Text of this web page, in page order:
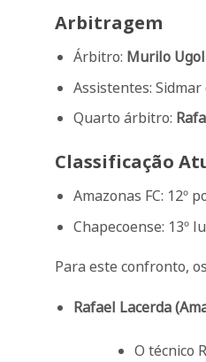
Arbitragem
Árbitro: Murilo
Assistentes:
Quarto árbitro:
Classificação
Amazonas FC: 12º
Chapecoense: 13º
Para este confronto,
Rafael Lacerda
O técnico